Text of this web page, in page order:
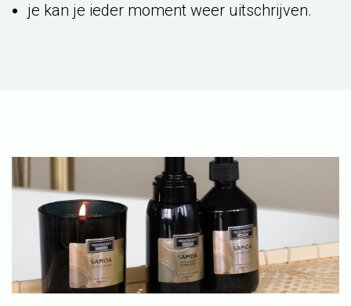
je kan je ieder moment weer uitschrijven.